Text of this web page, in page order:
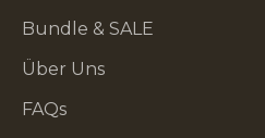
Bundle & SALE
Über Uns
FAQs